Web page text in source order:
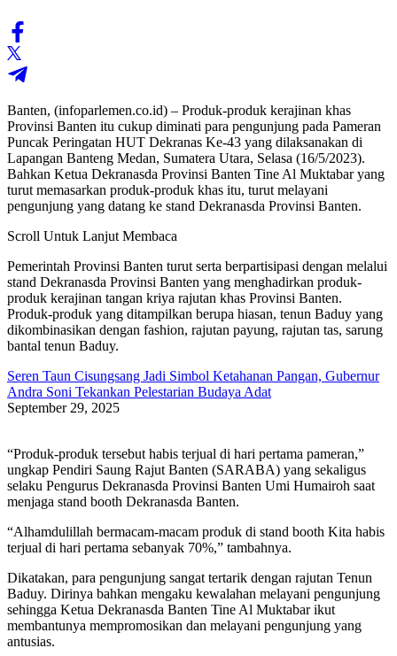
Banten, (infoparlemen.co.id) – Produk-produk kerajinan khas
Provinsi Banten itu cukup diminati para pengunjung pada Pameran
Puncak Peringatan HUT Dekranas Ke-43 yang dilaksanakan di
Lapangan Banteng Medan, Sumatera Utara, Selasa (16/5/2023).
Bahkan Ketua Dekranasda Provinsi Banten Tine Al Muktabar yang
turut memasarkan produk-produk khas itu, turut melayani
pengunjung yang datang ke stand Dekranasda Provinsi Banten.
Scroll Untuk Lanjut Membaca
Pemerintah Provinsi Banten turut serta berpartisipasi dengan melalui
stand Dekranasda Provinsi Banten yang menghadirkan produk-
produk kerajinan tangan kriya rajutan khas Provinsi Banten.
Produk-produk yang ditampilkan berupa hiasan, tenun Baduy yang
dikombinasikan dengan fashion, rajutan payung, rajutan tas, sarung
bantal tenun Baduy.
Seren Taun Cisungsang Jadi Simbol Ketahanan Pangan, Gubernur
Andra Soni Tekankan Pelestarian Budaya Adat
September 29, 2025
“Produk-produk tersebut habis terjual di hari pertama pameran,”
ungkap Pendiri Saung Rajut Banten (SARABA) yang sekaligus
selaku Pengurus Dekranasda Provinsi Banten Umi Humairoh saat
menjaga stand booth Dekranasda Banten.
“Alhamdulillah bermacam-macam produk di stand booth Kita habis
terjual di hari pertama sebanyak 70%,” tambahnya.
Dikatakan, para pengunjung sangat tertarik dengan rajutan Tenun
Baduy. Dirinya bahkan mengaku kewalahan melayani pengunjung
sehingga Ketua Dekranasda Banten Tine Al Muktabar ikut
membantunya mempromosikan dan melayani pengunjung yang
antusias.